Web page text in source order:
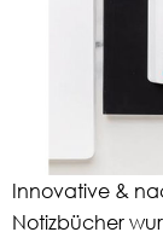
Innovative &
Notizbücher